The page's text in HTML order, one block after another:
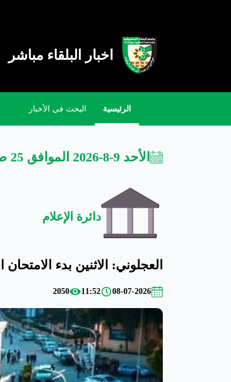
اخبار البلقاء مباشر
الرئيسية البحث في الأخبار
الأحد 9-8-2026 الموافق 25 صفر 1448
دائرة الإعلام
العجلوني: الاثنين بدء الامتحان
08-07-2026
11:52
2050